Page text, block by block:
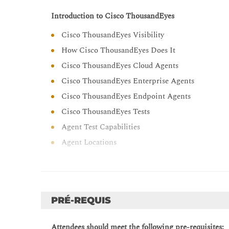
Introduction to Cisco ThousandEyes
Cisco ThousandEyes Visibility
How Cisco ThousandEyes Does It
Cisco ThousandEyes Cloud Agents
Cisco ThousandEyes Enterprise Agents
Cisco ThousandEyes Endpoint Agents
Cisco ThousandEyes Tests
Agent Test Capabilities
Agent Locations
Enterprise Agent Firewall Requirements
Enterprise Agent Network Utilization
Enterprise Agent Deployment Options
PRÉ-REQUIS